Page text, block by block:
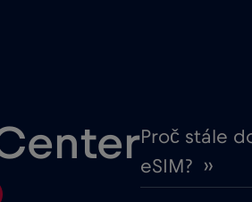
Proč stále
eSIM? ››